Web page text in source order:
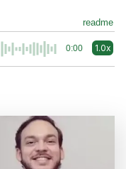
readme
0:00 1.0x